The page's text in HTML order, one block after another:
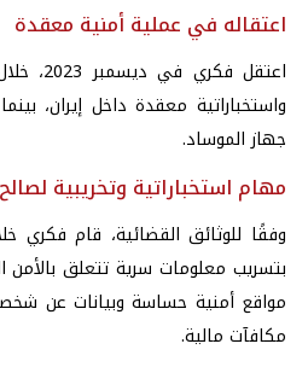
اعتقاله في عملية أمنية معقدة
اعتقل
واستخباراتية معقدة داخل إيران،
جهاز الموساد.
مهام استخباراتية وتخريبية
وفقًا للوثائق القضائية، قام فكري
بتسريب معلومات سرية تتعلق بالأمن
مواقع أمنية حساسة وبيانات عن
مكافآت مالية.